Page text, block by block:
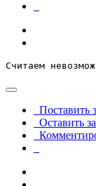
Считаем
Поставить
Оставить